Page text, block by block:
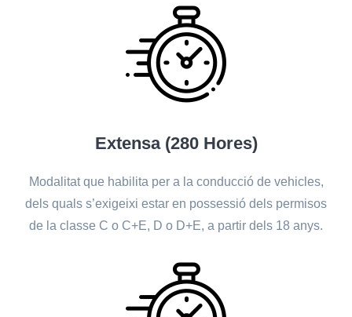
Extensa (280 Hores)
Modalitat que habilita per a la conducció de vehicles,
dels quals s’exigeixi estar en possessió dels permisos
de la classe C o C+E, D o D+E, a partir dels 18 anys.